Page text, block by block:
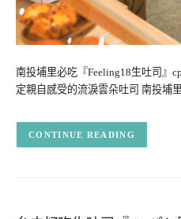
南投埔里必吃『Feeling18生吐司』
定親自感受的流淚雲朵吐司 南投埔
CONTINUE READING